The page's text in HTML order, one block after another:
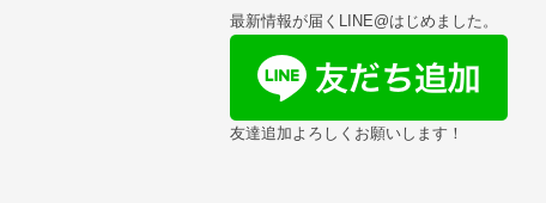
最新情報が届くLINE@はじめました。
友達追加よろしくお願いします！